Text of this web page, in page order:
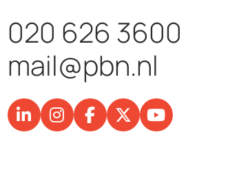
020 626 3600
mail@pbn.nl